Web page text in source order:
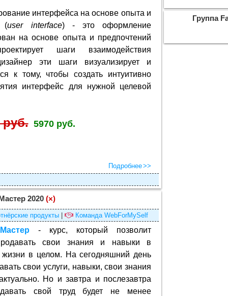
интерфейса на основе опыта и
user interface) - это оформление
на основе опыта и предпочтений
шаги взаимодействия
эти шаги визуализирует и
к тому, чтобы создать интуитивно
интерфейс для нужной целевой
руб. 5970 руб.
Подробнее
2020 (×)
продукты Команда WebForMySelf
- курс, который позволит
свои знания и навыки в
в целом. На сегодняшний день
свои услуги, навыки, свои знания
Но и завтра и послезавтра
свой труд будет не менее
Группа